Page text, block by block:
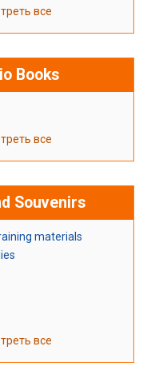
все
Books
все
Souvenirs
materials
все